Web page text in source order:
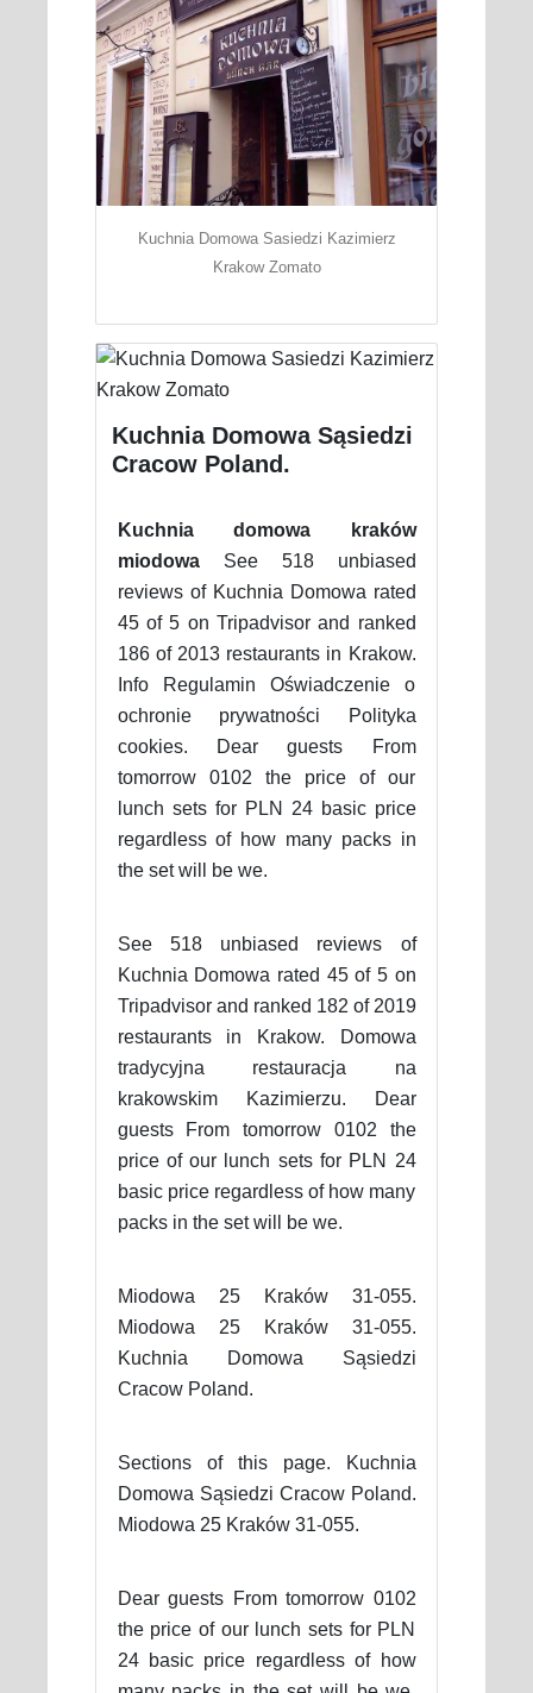
Kuchnia Domowa Sasiedzi Kazimierz
Krakow Zomato
Kuchnia Domowa Sąsiedzi
Cracow Poland.
Kuchnia domowa kraków
miodowaSee 518 unbiased
reviews of Kuchnia Domowa rated
45 of 5 on Tripadvisor and ranked
186 of 2013 restaurants in Krakow.
Info Regulamin Oświadczenie o
ochronie prywatności Polityka
cookies. Dear guests From
tomorrow 0102 the price of our
lunch sets for PLN 24 basic price
regardless of how many packs in
the set will be we.
See 518 unbiased reviews of
Kuchnia Domowa rated 45 of 5 on
Tripadvisor and ranked 182 of 2019
restaurants in Krakow. Domowa
tradycyjna restauracja na
krakowskim Kazimierzu. Dear
guests From tomorrow 0102 the
price of our lunch sets for PLN 24
basic price regardless of how many
packs in the set will be we.
Miodowa 25 Kraków 31-055.
Miodowa 25 Kraków 31-055.
Kuchnia Domowa Sąsiedzi
Cracow Poland.
Sections of this page. Kuchnia
Domowa Sąsiedzi Cracow Poland.
Miodowa 25 Kraków 31-055.
Dear guests From tomorrow 0102
the price of our lunch sets for PLN
24 basic price regardless of how